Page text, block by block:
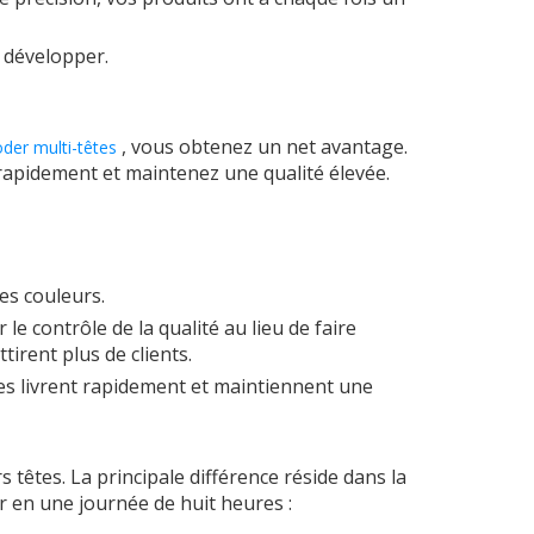
multi-têtes , vous obtenez un net avantage.
et maintenez une qualité élevée.
couleurs.
le contrôle de la qualité au lieu de faire
plus de clients.
livrent rapidement et maintiennent une
têtes. La principale différence réside dans la
en une journée de huit heures :